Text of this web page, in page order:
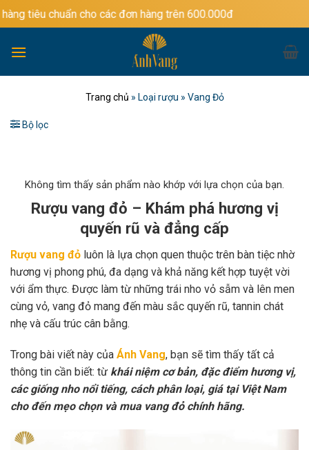
Bỏ
qua
dung
cho các đơn hàng trên 600.000đ
Trang chủ » Loại rượu » Vang Đỏ
Bộ lọc
Không tìm thấy sản phẩm nào khớp với lựa chọn của bạn.
Rượu vang đỏ – Khám phá hương vị
quyến rũ và đẳng cấp
Rượu vang đỏ luôn là lựa chọn quen thuộc trên bàn tiệc nhờ
hương vị phong phú, đa dạng và khả năng kết hợp tuyệt vời
với ẩm thực. Được làm từ những trái nho vỏ sẫm và lên men
cùng vỏ, vang đỏ mang đến màu sắc quyến rũ, tannin chát
nhẹ và cấu trúc cân bằng.
Trong bài viết này của Ánh Vang, bạn sẽ tìm thấy tất cả
thông tin cần biết: từ khái niệm cơ bản, đặc điểm hương vị,
các giống nho nổi tiếng, cách phân loại, giá tại Việt Nam
cho đến mẹo chọn và mua vang đỏ chính hãng.